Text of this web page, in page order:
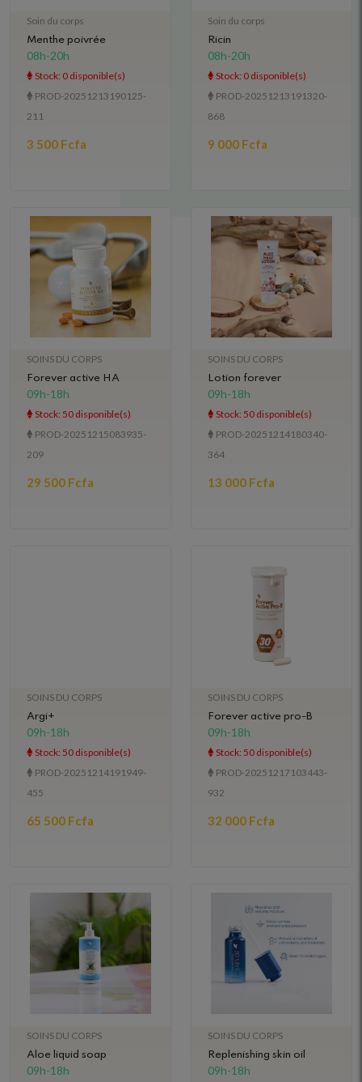
Soin du corps
Menthe poivrée
08h-20h
Stock: 0 disponible(s)
PROD-20251213190125-
211
3 500 Fcfa
Soin du corps
Ricin
08h-20h
Stock: 0 disponible(s)
PROD-20251213191320-
868
9 000 Fcfa
SOINS DU CORPS
Forever active HA
09h-18h
Stock: 50 disponible(s)
PROD-20251215083935-
209
29 500 Fcfa
SOINS DU CORPS
Lotion forever
09h-18h
Stock: 50 disponible(s)
PROD-20251214180340-
364
13 000 Fcfa
SOINS DU CORPS
Argi+
09h-18h
Stock: 50 disponible(s)
PROD-20251214191949-
455
65 500 Fcfa
SOINS DU CORPS
Forever active pro-B
09h-18h
Stock: 50 disponible(s)
PROD-20251217103443-
932
32 000 Fcfa
SOINS DU CORPS
Aloe liquid soap
09h-18h
SOINS DU CORPS
Replenishing skin oil
09h-18h